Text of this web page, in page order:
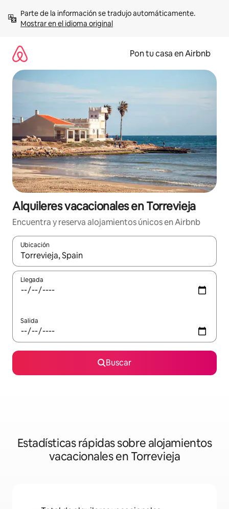
contenidoMostrar en el idioma original
Pon tu casa en Airbnb
Alquileres vacacionales en Torrevieja
Encuentra y reserva alojamientos únicos en Airbnb
Ubicación
Cuando los resultados estén disponibles, navega con las
Llegada
Salida
Buscar
Estadísticas rápidas sobre alojamientos
vacacionales en Torrevieja